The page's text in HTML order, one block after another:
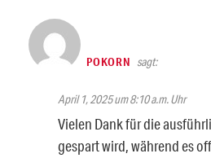
POKORN sagt:
April 1, 2025 um 8:10 a.m. Uhr
Vielen Dank für die
gespart wird, während es